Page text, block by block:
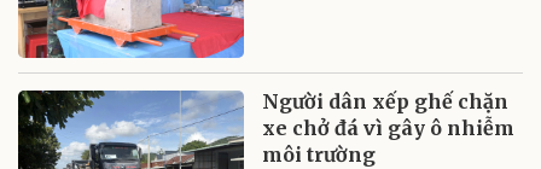
Người dân xếp ghế chặn
xe chở đá vì gây ô nhiễm
môi trường